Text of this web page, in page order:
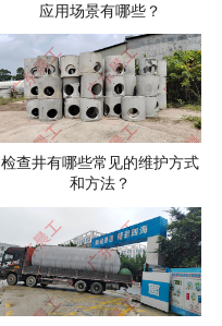
应用场景有哪些？
检查井有哪些常见的维护方式
和方法？